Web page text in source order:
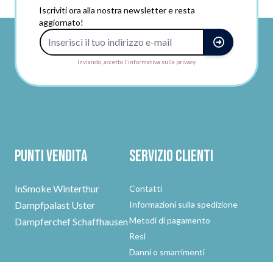
Iscriviti ora alla nostra newsletter e resta
aggiornato!
Inviando, accetto l'informativa sulla privacy.
Punti vendita
InSmoke Winterthur
Dampfpalast Uster
Dampferchef Schaffhausen
Servizio clienti
Contatti
Informazioni sulla spedizione
Metodi di pagamento
Resi
Danni o smarrimenti